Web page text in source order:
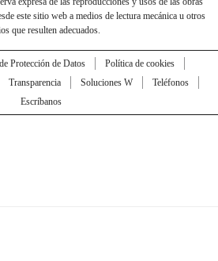
este sitio web a medios de lectura mecánica u otros
que resulten adecuados.
Protección de Datos
Política de cookies
Transparencia Soluciones W
Teléfonos
Escríbanos